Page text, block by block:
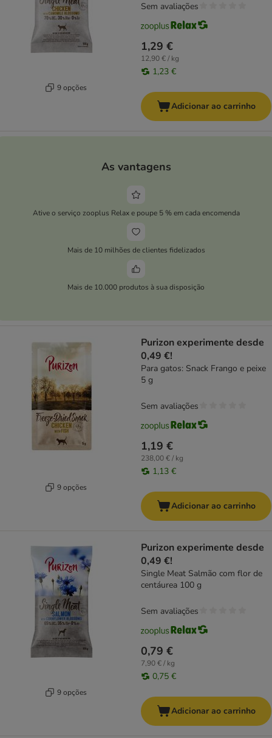
9 opções
1,29 €
12,90 € / kg
1,23 €
Sem avaliações
Adicionar ao carrinho
As vantagens
Ative o serviço zooplus Relax e poupe 5 % em cada encomenda
Mais de 10 milhões de clientes fidelizados
Mais de 10.000 produtos à sua disposição
9 opções
Purizon experimente desde
0,49 €!
Para gatos: Snack Frango e peixe
5 g
1,19 €
238,00 € / kg
1,13 €
Sem avaliações
Adicionar ao carrinho
9 opções
Purizon experimente desde
0,49 €!
Single Meat Salmão com flor de
centáurea 100 g
0,79 €
7,90 € / kg
0,75 €
Sem avaliações
Adicionar ao carrinho